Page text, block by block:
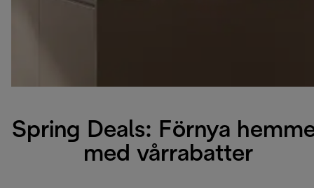
Spring Deals: Förnya
med vårrabatter